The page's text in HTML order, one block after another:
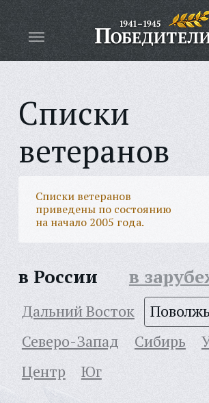
Списки
ветеранов
Списки ветеранов
приведены по состоянию
на начало 2005 года.
в России в
Дальний Восток
Северо-Запад
Сибирь
Центр
Юг